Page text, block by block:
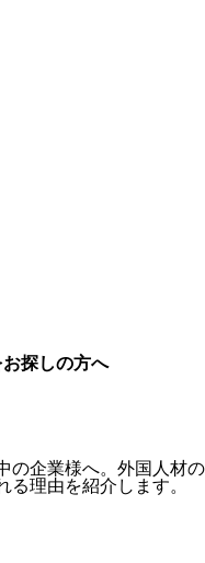
探しの方へ
の企業様へ。外国人材の
る理由を紹介します。